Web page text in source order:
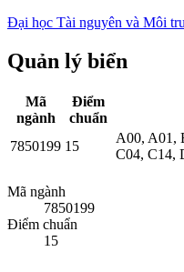
Đại học Tài nguyên và Môi
Quản lý biển
Mã
ngành
Điểm
chuẩn
7850199 15
A00, A01,
C04, C14,
Mã ngành
7850199
Điểm chuẩn
15